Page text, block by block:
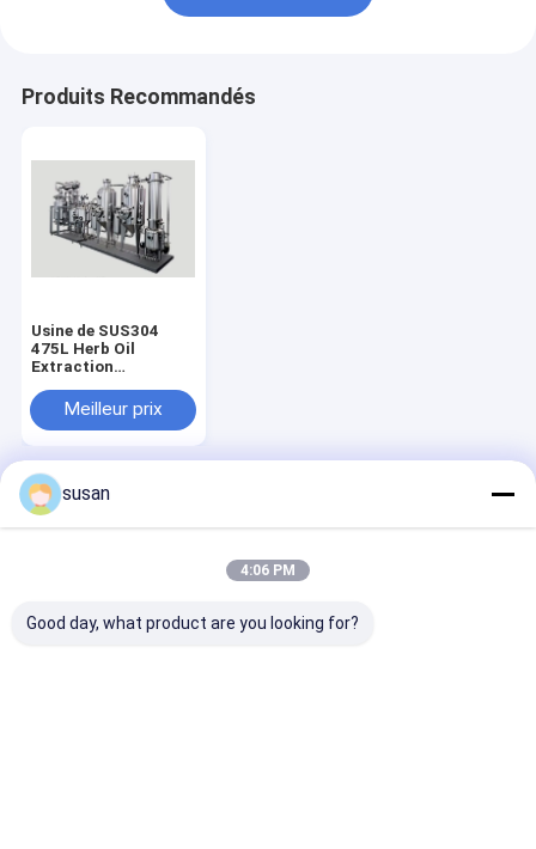
Produits Recommandés
Usine de SUS304
475L Herb Oil
Extraction
Manufacturing
Meilleur prix
Aperçu
la vie privée
Electronics Co., Ltd.. All Rights Reserved.
susan
4:06 PM
Good day, what product are you looking for?